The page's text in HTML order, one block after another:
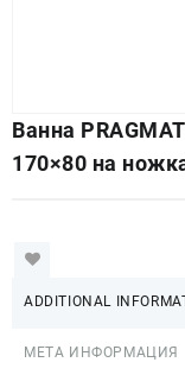
Ванна
170×80 на
ADDITIONAL
МЕТА ИНФОРМАЦИЯ